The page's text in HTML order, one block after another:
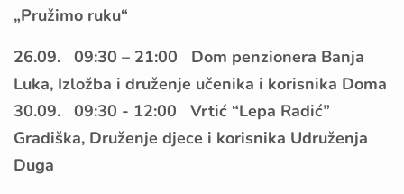
„Pružimo ruku“
26.09. 09:30 – 21:00 Dom penzionera Banja
Luka, Izložba i druženje učenika i korisnika Doma
30.09. 09:30 - 12:00 Vrtić “Lepa Radić”
Gradiška, Druženje djece i korisnika Udruženja
Duga